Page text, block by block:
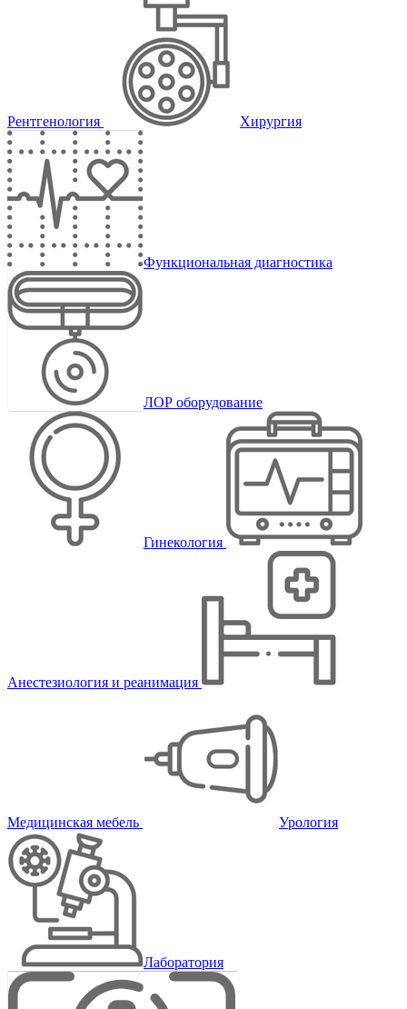
Рентгенология Хирургия
Функциональная диагностика
ЛОР оборудование
Гинекология
Анестезиология и реанимация
Медицинская мебель Урология
Лаборатория